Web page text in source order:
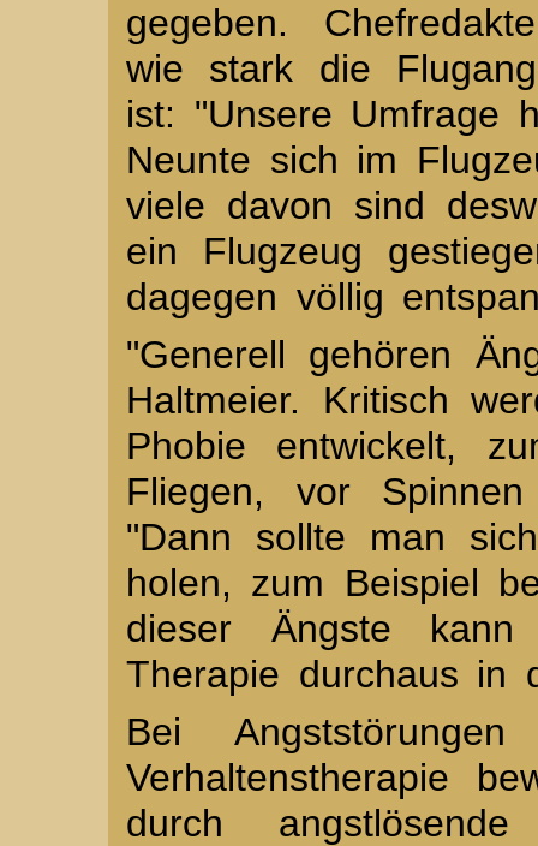
gegeben.
wie stark die
ist: "Unsere Umfrage
Neunte sich im
viele davon sind
ein Flugzeug
dagegen völlig
"Generell gehören
Haltmeier. Kritisch
Phobie entwickelt,
Fliegen, vor
"Dann sollte man
holen, zum Beispiel
dieser Ängste
Therapie durchaus in
Bei
Verhaltenstherapie
durch